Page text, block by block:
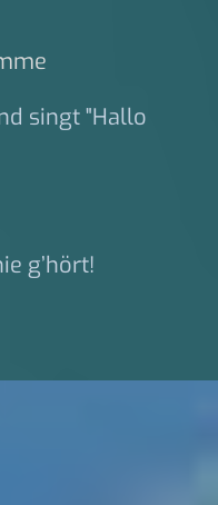
singt "Hallo
g’hört!